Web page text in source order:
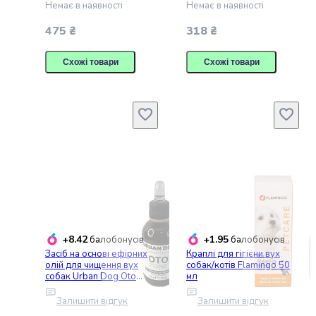
Попкорн
Сушені
гриби
Енергетичні
напої
Молочні
продукти
Молоко
Рослинне
Немає в наявності
475 ₴
Схожі товари
Немає в наявності
318 ₴
Схожі товари
+8.42балобонусів
Засіб на основі ефірних
олій для чищення вух
собак Urban Dog Oto
Zone 50 мл
Залишити відгук
+1.95балобонусів
Краплі для гігієни вух
собак/котів Flamingo 50
мл
Залишити відгук